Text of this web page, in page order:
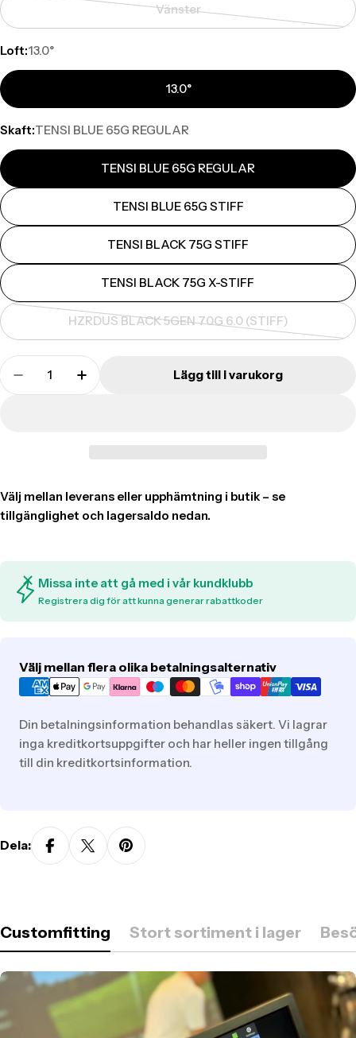
Vänster
Translation
Loft:13.0°
13.0°
Skaft:TENSI BLUE 65G REGULAR
TENSI BLUE 65G REGULAR
TENSI BLUE 65G STIFF
TENSI BLACK 75G STIFF
TENSI BLACK 75G X-STIFF
HZRDUS BLACK 5GEN 70G 6.0 (STIFF)
Translation
Translation
missing:Translation missing:
Translation missing:
Lägg till i varukorg
Missa inte att gå med i vår kundklubb
Registrera dig för att kunna generar rabattkoder
Välj mellan flera olika betalningsalternativ
Translation
missing:
Din betalningsinformation behandlas säkert. Vi lagrar
inga kreditkortsuppgifter och har heller ingen tillgång
till din kreditkortsinformation.
Dela:
Customfitting Stort sortiment i lager